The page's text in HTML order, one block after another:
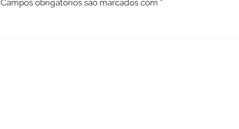
Campos obrigatórios são marcados com *